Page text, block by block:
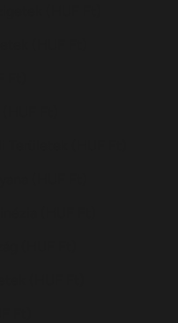
(HUF Ft)
Ft)
Területek (HUF Ft)
(HUF Ft)
(HUF Ft)
Ft)